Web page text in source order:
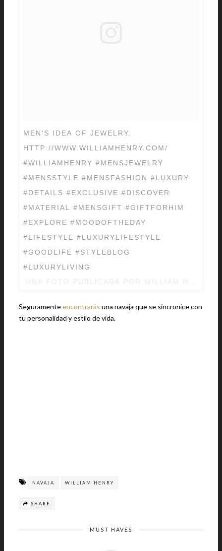
MEN'S IDEA OF JEWELRY.
HTTP://WWW.WILLIAMHENRY.COM/
#WILLIAMHENRY #MENSJEWELRY
#MENSSTYLE #MENSFASHION #LUXURY
#DETAILS #EXCLUSIVE #DISCOVER
#MATERIAL #MENSGIFT #GIFTFORHIM
#EXPLORE #MOODOFTHEDAY
#LIFESTYLE #LUXURYLIFESTYLE
#GOODLIFE #STYLEBLOG
#LUXURYLIVING
Seguramenteencontrarás una navaja que se sincronice con
tu personalidad y estilo de vida.
NAVAJA WILLIAM HENRY
SHARE
MUST HAVES